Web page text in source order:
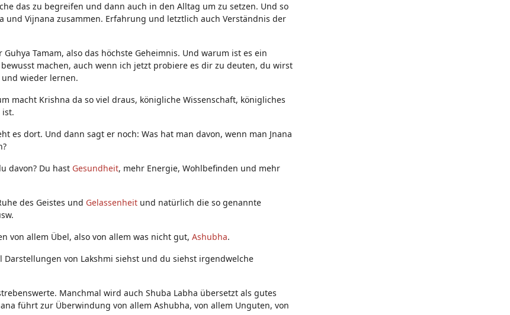
das zu begreifen und dann auch in den Alltag um zu setzen. Und so
und Vijnana zusammen. Erfahrung und letztlich auch Verständnis der
Tamam, also das höchste Geheimnis. Und warum ist es ein
machen, auch wenn ich jetzt probiere es dir zu deuten, du wirst
und wieder lernen.
Krishna da so viel draus, königliche Wissenschaft, königliches
ist.
es dort. Und dann sagt er noch: Was hat man davon, wenn man Jnana
davon? Du hast Gesundheit, mehr Energie, Wohlbefinden und mehr
des Geistes und Gelassenheit und natürlich die so genannte
von allem Übel, also von allem was nicht gut, Ashubha.
Darstellungen von Lakshmi siehst und du siehst irgendwelche
Manchmal wird auch Shuba Labha übersetzt als gutes
führt zur Überwindung von allem Ashubha, von allem Unguten, von